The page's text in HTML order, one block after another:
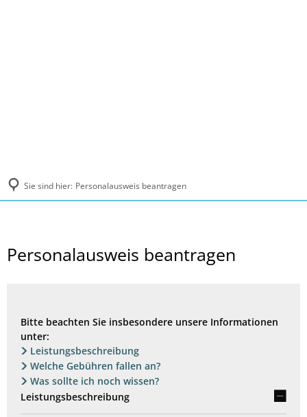
Sie sind hier: Personalausweis beantragen
Personalausweis beantragen
Bitte beachten Sie insbesondere unsere Informationen
unter:
Leistungsbeschreibung
Welche Gebühren fallen an?
Was sollte ich noch wissen?
Leistungsbeschreibung